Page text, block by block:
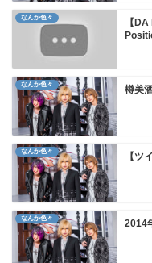
なんか色々
【
なんか色々 樽美
なんか色々 【ツ
なんか色々 2014